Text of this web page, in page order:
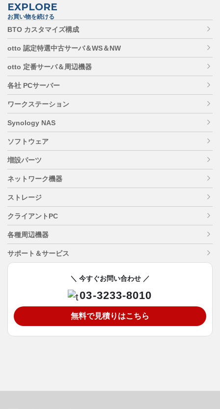
EXPLORE
お買い物を続ける
BTO カスタマイズ構成
otto 認定特選中古サーバ＆WS＆NW
otto 定番サーバ＆周辺機器
各社 PCサーバー
ワークステーション
Synology NAS
ソフトウェア
増設パーツ
ネットワーク機器
ストレージ
クライアントPC
各種周辺機器
サポート＆サービス
＼ 今すぐお問い合わせ ／
03-3233-8010
無料で見積りはこちら